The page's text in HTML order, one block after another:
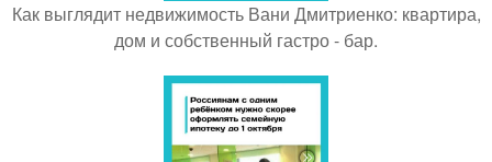
Как выглядит недвижимость Вани Дмитриенко: квартира,
дом и собственный гастро - бар.